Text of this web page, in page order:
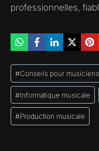
professionnelles,
Étiquettes
de
la
publication :
#Conseils pour musiciens
#Informatique musicale
#Production musicale